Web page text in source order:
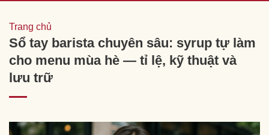
Trang chủ
Sổ tay barista chuyên sâu: syrup tự làm
cho menu mùa hè — tỉ lệ, kỹ thuật và
lưu trữ